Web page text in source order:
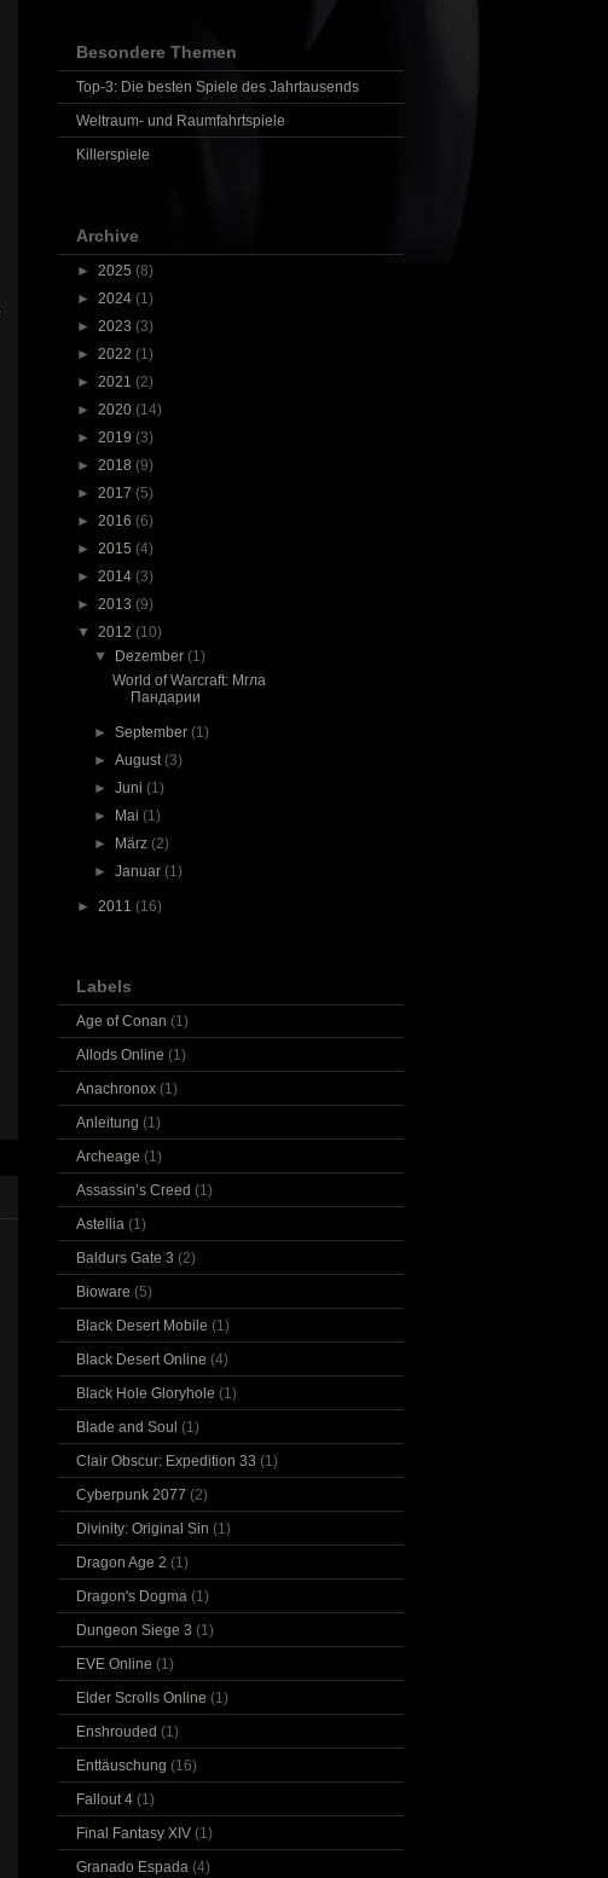
Besondere Themen
Top-3: Die besten Spiele des Jahrtausends
Weltraum- und Raumfahrtspiele
Killerspiele
Archive
► 2025 (8)
► 2024 (1)
► 2023 (3)
► 2022 (1)
► 2021 (2)
► 2020 (14)
► 2019 (3)
► 2018 (9)
► 2017 (5)
► 2016 (6)
► 2015 (4)
► 2014 (3)
► 2013 (9)
▼ 2012 (10)
▼ Dezember (1)
World of Warcraft: Мгла
Пандарии
►September (1)
►August (3)
►Juni (1)
► Mai (1)
► März (2)
►Januar (1)
► 2011 (16)
Labels
Age of Conan (1)
Allods Online (1)
Anachronox (1)
Anleitung (1)
Archeage (1)
Assassin’s Creed (1)
Astellia (1)
Baldurs Gate 3 (2)
Bioware (5)
Black Desert Mobile (1)
Black Desert Online (4)
Black Hole Gloryhole (1)
Blade and Soul (1)
Clair Obscur: Expedition 33 (1)
Cyberpunk 2077 (2)
Divinity: Original Sin (1)
Dragon Age 2 (1)
Dragon's Dogma (1)
Dungeon Siege 3 (1)
EVE Online (1)
Elder Scrolls Online (1)
Enshrouded (1)
Enttäuschung (16)
Fallout 4 (1)
Final Fantasy XIV (1)
Granado Espada (4)